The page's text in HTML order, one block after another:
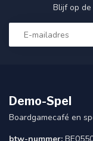
Blijf op
Demo-Spel
Boardgamecafé en